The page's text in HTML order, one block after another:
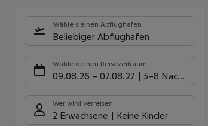
Wähle deinen Abflughafen
Beliebiger Abflughafen
Wähle deinen Reisezeitraum
09.08.26 – 07.08.27 5-8 Nächte
Wer wird verreisen
2 Erwachsene Keine Kinder